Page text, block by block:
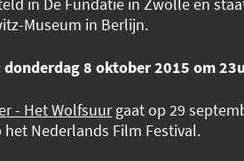
Museum in Berlijn.
8 oktober 2015 om
- Het Wolfsuurgaat op 29
het Nederlands Film Festival.